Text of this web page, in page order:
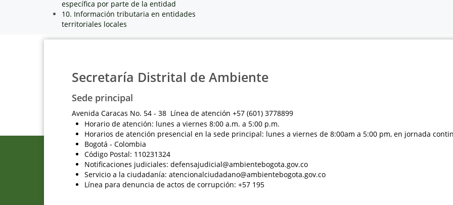
específica por parte de la entidad
10. Información tributaria en entidades
territoriales locales
Secretaría Distrital de Ambiente
Sede principal
Avenida Caracas No. 54 - 38 Línea de atención +57 (601) 3778899
Horario de atención: lunes a viernes 8:00 a.m. a 5:00 p.m.
Horarios de atención presencial en la sede principal: lunes a viernes de 8:00am a 5:00 pm, en jornada
Bogotá - Colombia
Código Postal: 110231324
Notificaciones judiciales: defensajudicial@ambientebogota.gov.co
Servicio a la ciudadanía: atencionalciudadano@ambientebogota.gov.co
Línea para denuncia de actos de corrupción: +57 195